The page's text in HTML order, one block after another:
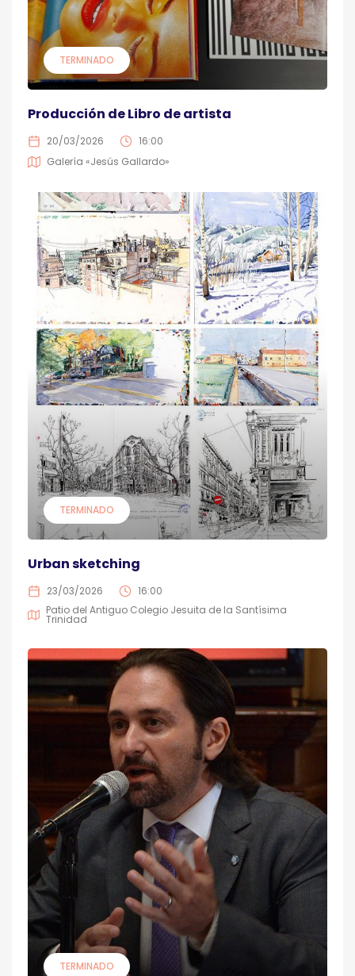
TERMINADO
Producción de Libro de artista
20/03/2026
16:00
Galería «Jesús Gallardo»
TERMINADO
Urban sketching
23/03/2026
16:00
Patio del Antiguo Colegio Jesuita de la Santísima
Trinidad
TERMINADO